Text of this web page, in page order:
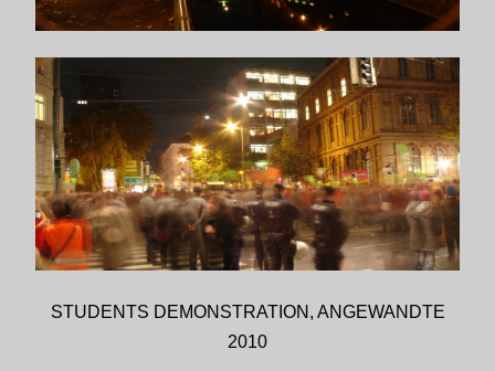
STUDENTS DEMONSTRATION, ANGEWANDTE
2010